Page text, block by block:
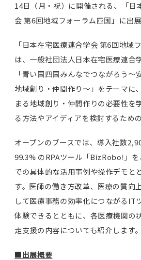
14日（月・祝）に開催される、「日
会 第6回地域フォーラム四国」に出展
「日本在宅医療連合学会 第6回地域
は、一般社団法人日本在宅医療連合
「青い国四国みんなでつながろう～
地域創り・仲間作り～」をテーマに
まる地域創り・仲間作りの必要性を
る方法やアイディアを検討するため
オープンのブースでは、導入社数
99.3% のRPAツール「BizRobo!」を
での具体的な活用事例や操作デモと
す。医師の働き方改革、医療の質向
して医療事務の効率化につながるIT
体験できるとともに、各医療機関の
走支援の内容についても紹介します。
■出展概要